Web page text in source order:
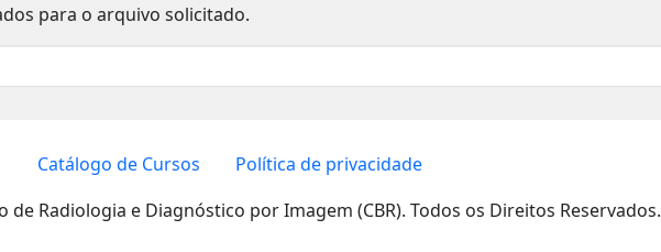
para o arquivo solicitado.
Catálogo de Cursos
Política de privacidade
de Radiologia e Diagnóstico por Imagem (CBR). Todos os Direitos Reservados.